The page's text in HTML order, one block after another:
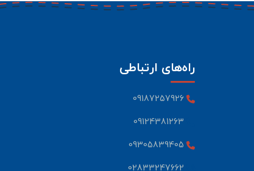
راه‌های ارتباطی
09187257926
09124381263
09305839405
02833247662